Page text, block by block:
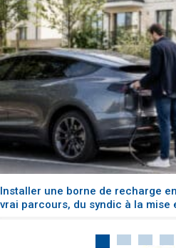
Installer une borne de recharge
vrai parcours, du syndic à la mise